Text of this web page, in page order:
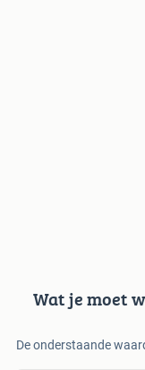
Wat je moet
De onderstaande